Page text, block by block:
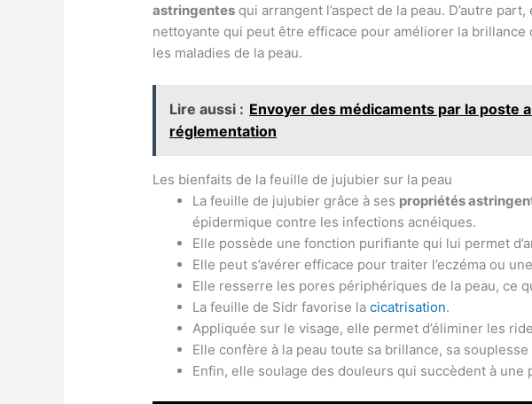
astringentes qui arrangent l’aspect de la peau. D’autre
nettoyante qui peut être efficace pour améliorer la
les maladies de la peau.
Lire aussi : Envoyer des médicaments par la poste
réglementation
Les bienfaits de la feuille de jujubier sur la peau
La feuille de jujubier grâce à ses propriétés
épidermique contre les infections acnéiques.
Elle possède une fonction purifiante qui lui permet
Elle peut s’avérer efficace pour traiter l’eczéma ou
Elle resserre les pores périphériques de la peau, ce
La feuille de Sidr favorise lacicatrisation.
Appliquée sur le visage, elle permet d’éliminer les
Elle confère à la peau toute sa brillance, sa
Enfin, elle soulage des douleurs qui succèdent à une